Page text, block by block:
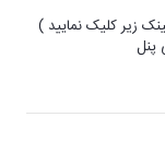
برروی لینک زیر کلیک نمایید )